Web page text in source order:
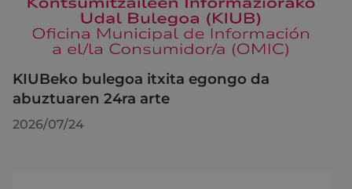
KIUBeko bulegoa itxita egongo da
abuztuaren 24ra arte
2026/07/24